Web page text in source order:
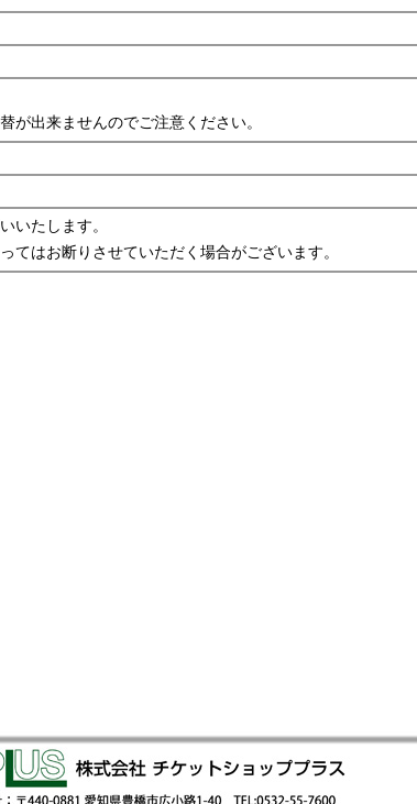
が出来ませんのでご注意ください。
いたします。
てはお断りさせていただく場合がございます。